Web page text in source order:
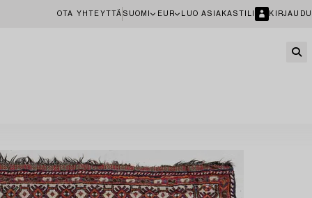
OTA YHTEYTTÄ SUOMI EUR LUO ASIAKASTILI KIRJAUDU